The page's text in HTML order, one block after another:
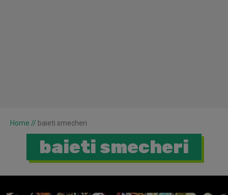
Home // baieti smecheri
baieti smecheri